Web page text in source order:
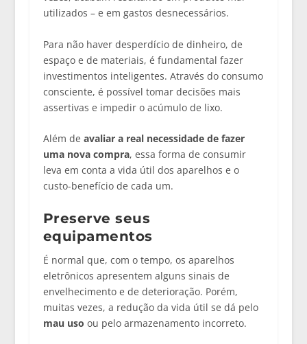
utilizados – e em gastos desnecessários.
Para não haver desperdício de dinheiro, de
espaço e de materiais, é fundamental fazer
investimentos inteligentes. Através do consumo
consciente, é possível tomar decisões mais
assertivas e impedir o acúmulo de lixo.
Além de avaliar a real necessidade de fazer
uma nova compra, essa forma de consumir
leva em conta a vida útil dos aparelhos e o
custo-benefício de cada um.
Preserve seus
equipamentos
É normal que, com o tempo, os aparelhos
eletrônicos apresentem alguns sinais de
envelhecimento e de deterioração. Porém,
muitas vezes, a redução da vida útil se dá pelo
mau uso ou pelo armazenamento incorreto.